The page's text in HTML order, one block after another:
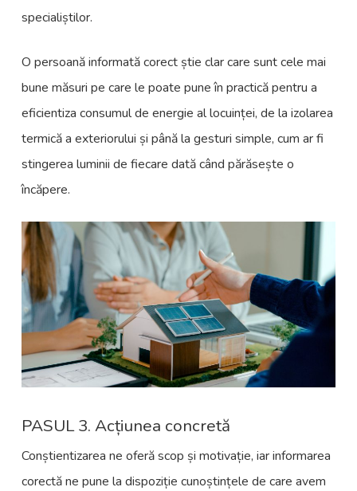
specialiștilor.
O persoană informată corect știe clar care sunt cele mai
bune măsuri pe care le poate pune în practică pentru a
eficientiza consumul de energie al locuinței, de la izolarea
termică a exteriorului și până la gesturi simple, cum ar fi
stingerea luminii de fiecare dată când părăsește o
încăpere.
PASUL 3. Acțiunea concretă
Conștientizarea ne oferă scop și motivație, iar informarea
corectă ne pune la dispoziție cunoștințele de care avem